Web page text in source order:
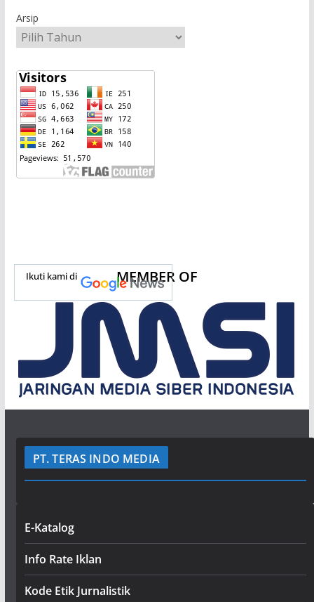
Arsip
Ikuti kami di MEMBER OF
PT. TERAS INDO MEDIA
E-Katalog
Info Rate Iklan
Kode Etik Jurnalistik